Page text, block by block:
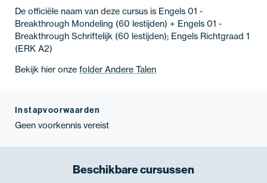
De officiële naam van deze cursus is Engels 01 -
Breakthrough Mondeling (60 lestijden) + Engels 01 -
Breakthrough Schriftelijk (60 lestijden); Engels Richtgraad 1
(ERK A2)
Bekijk hier onze folder Andere Talen
Instapvoorwaarden
Geen voorkennis vereist
Beschikbarecursussen